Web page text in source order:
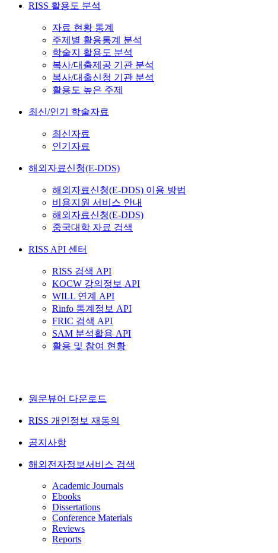
RISS 활용도 분석
자료 현황 통계
주제별 활용통계 분석
학술지 활용도 분석
복사/대출제공 기관 분석
복사/대출신청 기관 분석
활용도 높은 주제
최신/인기 학술자료
최신자료
인기자료
해외자료신청(E-DDS)
해외자료신청(E-DDS) 이용 방법
비용지원 서비스 안내
해외자료신청(E-DDS)
중국대학 자료 검색
RISS API 센터
RISS 검색 API
KOCW 강의정보 API
WILL 연계 API
Rinfo 통계정보 API
FRIC 검색 API
SAM 분석활용 API
활용 및 참여 현황
원문뷰어 다운로드
RISS 개인정보 재동의
공지사항
해외전자정보서비스 검색
Academic Journals
Ebooks
Dissertations
Conference Materials
Reviews
Reports